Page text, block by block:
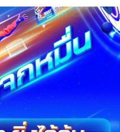
Achiva, AMD, AppleSheep,
Epson, Ergotrend,
J.I.B, MSI, NVIDIA GEFORCE,
TTRacing, เครดิตบูโร และ
ได้แก่ Techhub, Beartai,
iT24Hrs., Notebookspec และ
ได้ฟรี ระหว่างวันที่ 2 – 5 กรกฎาคม